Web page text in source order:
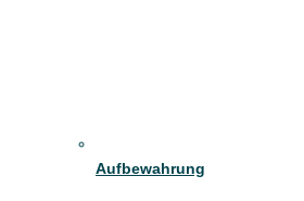
Aufbewahrung